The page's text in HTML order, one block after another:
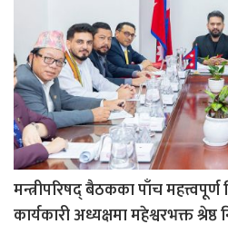
मन्त्रीपरिषद् बैठकका पाँच
कार्यकारी अध्यक्षमा महेश्वरभक्त श्रेष्ठ